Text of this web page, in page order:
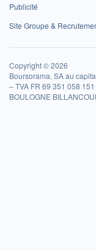
Publicité
Site Groupe &
Copyright © 2026
Boursorama, SA au
– TVA FR 69 351 058
BOULOGNE